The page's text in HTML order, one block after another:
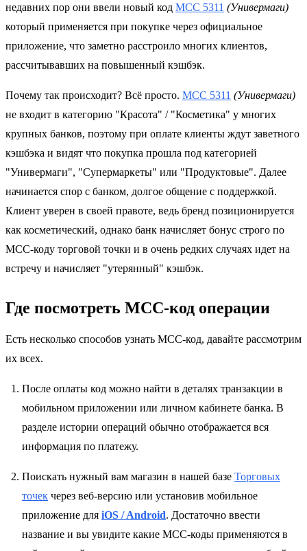
недавних пор они ввели новый код MCC 5311 (Универмаги)
который применяется при покупке через официальное
приложение, что заметно расстроило многих клиентов,
рассчитывавших на повышенный кэшбэк.
Почему так происходит? Всё просто. MCC 5311 (Универмаги)
не входит в категорию "Красота" / "Косметика" у многих
крупных банков, поэтому при оплате клиенты ждут заветного
кэшбэка и видят что покупка прошла под категорией
"Универмаги", "Супермаркеты" или "Продуктовые". Далее
начинается спор с банком, долгое общение с поддержкой.
Клиент уверен в своей правоте, ведь бренд позиционируется
как косметический, однако банк начисляет бонус строго по
MCC-коду торговой точки и в очень редких случаях идет на
встречу и начисляет "утерянный" кэшбэк.
Где посмотреть MCC-код операции
Есть несколько способов узнать МСС-код, давайте рассмотрим
их всех.
После оплаты код можно найти в деталях транзакции в
мобильном приложении или личном кабинете банка. В
разделе истории операций обычно отображается вся
информация по платежу.
Поискать нужный вам магазин в нашей базе Торговых
точек через веб-версию или установив мобильное
приложение для iOS / Android. Достаточно ввести
название и вы увидите какие MCC-коды применяются в